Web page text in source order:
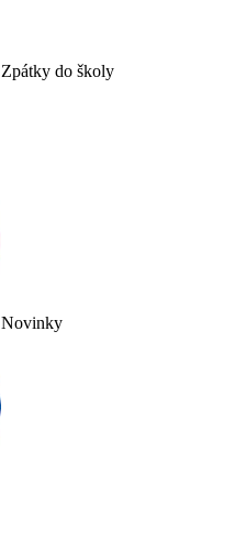
Zpátky do školy
Novinky